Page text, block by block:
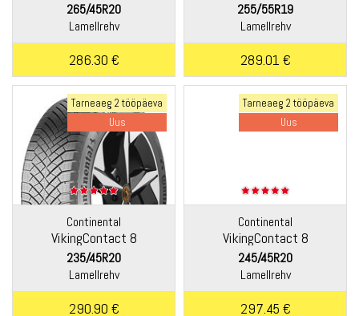
265/45R20
Lamellrehv
286.30 €
255/55R19
Lamellrehv
289.01 €
Tarneaeg 2 tööpäeva
Uus
Continental
VikingContact 8
235/45R20
Lamellrehv
290.90 €
Tarneaeg 2 tööpäeva
Uus
Continental
VikingContact 8
245/45R20
Lamellrehv
297.45 €